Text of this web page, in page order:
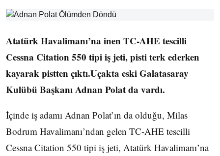
Atatürk Havalimanı’na inen TC-AHE tescilli
Cessna Citation 550 tipi iş jeti, pisti terk ederken
kayarak pistten çıktı.Uçakta eski Galatasaray
Kulübü Başkanı Adnan Polat da vardı.
İçinde iş adamı Adnan Polat’ın da olduğu, Milas
Bodrum Havalimanı’ndan gelen TC-AHE tescilli
Cessna Citation 550 tipi iş jeti, Atatürk Havalimanı’na